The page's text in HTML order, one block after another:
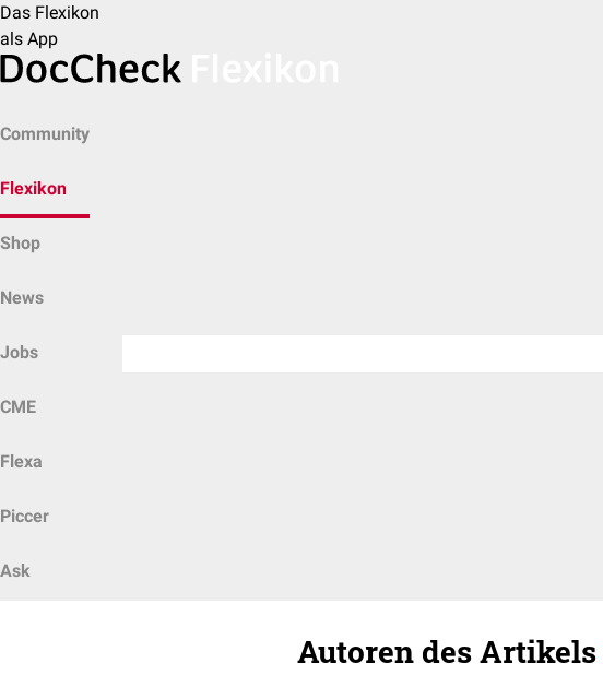
Das Flexikon
als App
Community
Flexikon
Shop
News
Jobs
CME
Flexa
Piccer
Ask
Autoren des Artikels